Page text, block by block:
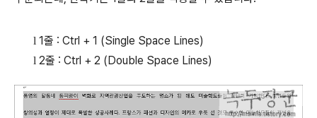
l 1줄 : Ctrl + 1 (Single Space Lines)
l 2줄 : Ctrl + 2 (Double Space Lines)